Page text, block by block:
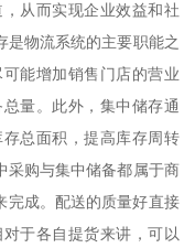
从而实现企业效益和社
是物流系统的主要职能之
能增加销售门店的营业
量。此外，集中储存通
总面积，提高库存周转
采购与集中储备都属于商
完成。配送的质量好直接
于各自提货来讲，可以